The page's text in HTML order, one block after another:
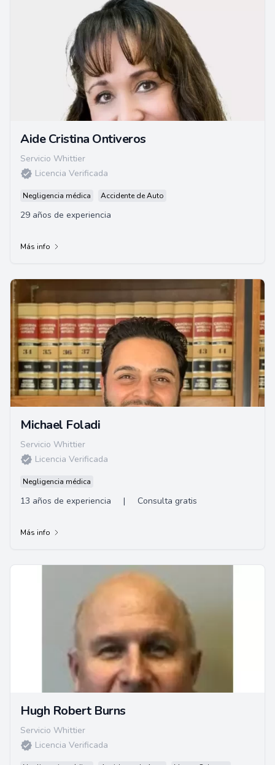
Aide Cristina Ontiveros
Servicio Whittier
Licencia Verificada
Negligencia médica Accidente de Auto
29 años de experiencia
Más info
Michael Foladi
Servicio Whittier
Licencia Verificada
Negligencia médica
13 años de experiencia | Consulta gratis
Más info
Hugh Robert Burns
Servicio Whittier
Licencia Verificada